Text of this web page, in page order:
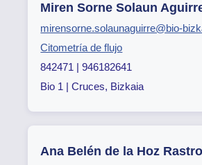
Miren Sorne Solaun
mirensorne.solaunaguirre@bio-
Citometría de flujo
842471 | 946182641
Bio 1 | Cruces, Bizkaia
Ana Belén de la Hoz